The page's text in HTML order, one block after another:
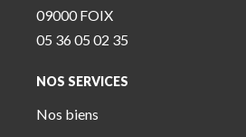
09000 FOIX
05 36 05 02 35
NOS SERVICES
Nos biens